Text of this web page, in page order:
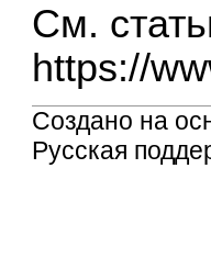
См.
https://
Создано на
Русская